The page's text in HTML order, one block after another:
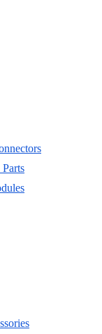
fiber-modules-
0.5 UBIQUITI